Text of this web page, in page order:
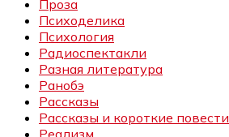
Проза
Психоделика
Психология
Радиоспектакли
Разная литература
Ранобэ
Рассказы
Рассказы и короткие повести